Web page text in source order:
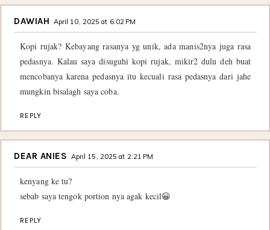
DAWIAH April 10, 2025 at 6:02 PM
Kopi rujak? Kebayang rasanya yg unik, ada manis2nya juga rasa
pedasnya. Kalau saya disuguhi kopi rujak, mikir2 dulu deh buat
mencobanya karena pedasnya itu kecuali rasa pedasnya dari jahe
mungkin bisalagh saya coba.
REPLY
DEAR ANIES April 15, 2025 at 2:21 PM
kenyang ke tu?
sebab saya tengok portion nya agak kecil😀
REPLY